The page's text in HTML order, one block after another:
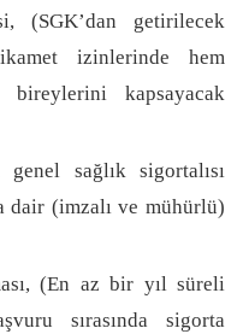
(SGK’dan getirilecek
izinlerinde hem
kapsayacak
sağlık sigortalısı
dair (imzalı ve mühürlü)
(En az bir yıl süreli
sırasında sigorta